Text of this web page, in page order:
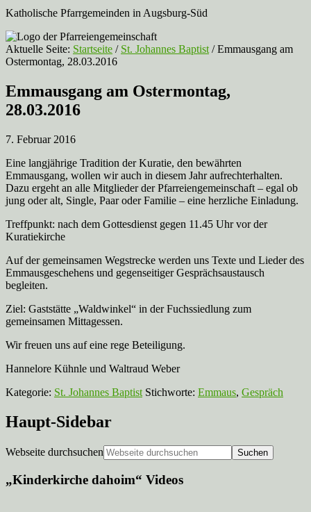
Katholische Pfarrgemeinden in Augsburg-Süd
Aktuelle Seite: Startseite / St. Johannes Baptist /Emmausgang am
Ostermontag, 28.03.2016
Emmausgang am Ostermontag,
28.03.2016
7. Februar 2016
Eine langjährige Tradition der Kuratie, den bewährten
Emmausgang, wollen wir auch in diesem Jahr aufrechterhalten.
Dazu ergeht an alle Mitglieder der Pfarreiengemeinschaft – egal ob
jung oder alt, Single, Paar oder Familie – eine herzliche Einladung.
Treffpunkt: nach dem Gottesdienst gegen 11.45 Uhr vor der
Kuratiekirche
Auf der gemeinsamen Wegstrecke werden uns Texte und Lieder des
Emmausgeschehens und gegenseitiger Gesprächsaustausch
begleiten.
Ziel: Gaststätte „Waldwinkel“ in der Fuchssiedlung zum
gemeinsamen Mittagessen.
Wir freuen uns auf eine rege Beteiligung.
Hannelore Kühnle und Waltraud Weber
Kategorie: St. Johannes Baptist Stichworte: Emmaus, Gespräch
Haupt-Sidebar
Webseite durchsuchen
„Kinderkirche dahoim“ Videos